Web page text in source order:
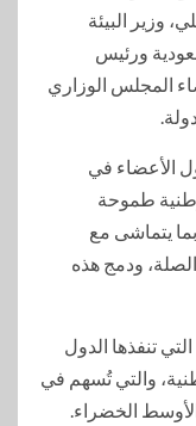
وزير البيئة
ورئيس
المجلس الوزاري
الأعضاء في
طموحة
يتماشى مع
الصلة، ودمج هذه
تنفذها الدول
والتي تُسهم في
الخضراء.